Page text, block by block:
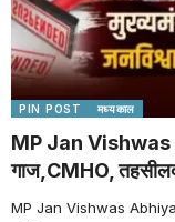
PIN POST मध्यकाल
MP Jan Vishwas
गाज,CMHO,
MP Jan Vishwas